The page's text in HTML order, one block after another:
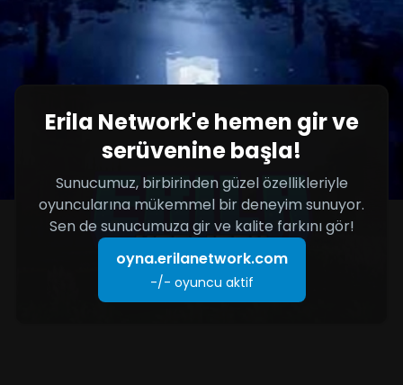
Erila Network'e hemen gir ve
serüvenine başla!
Sunucumuz, birbirinden güzel özellikleriyle
oyuncularına mükemmel bir deneyim sunuyor.
Sen de sunucumuza gir ve kalite farkını gör!
oyna.erilanetwork.com
-/- oyuncu aktif